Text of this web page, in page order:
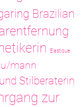
Brazilian
Elastique
mann
Stilberaterin
zur